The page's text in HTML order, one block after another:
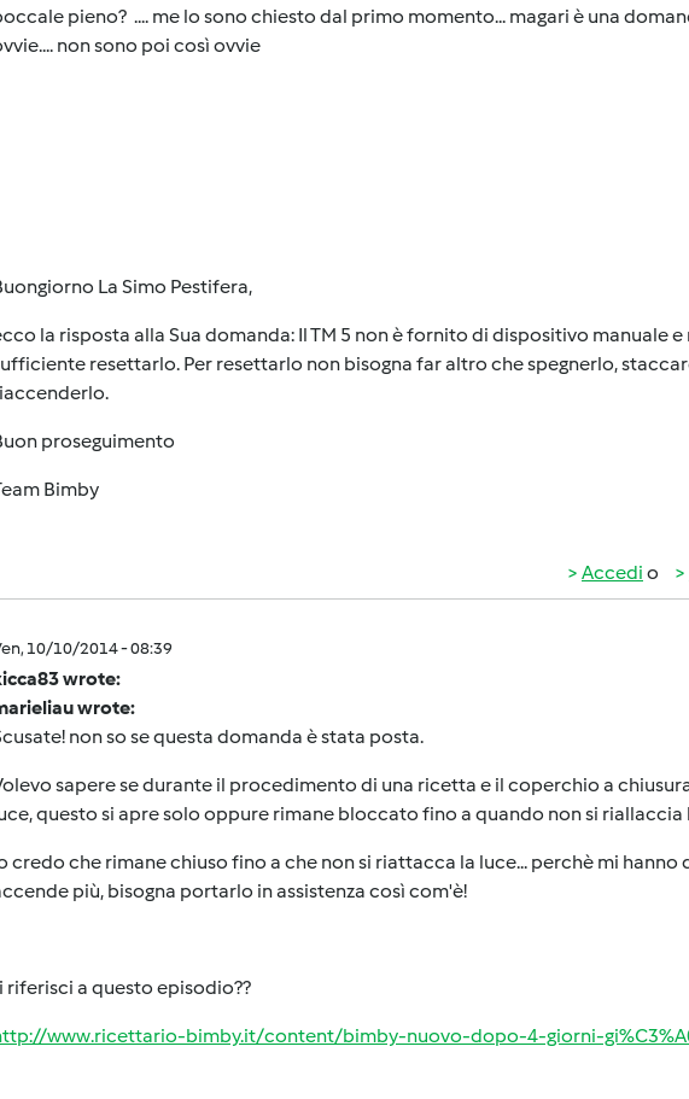
pieno? .... me lo sono chiesto dal primo momento... magari è una
non sono poi così ovvie
La Simo Pestifera,
la risposta alla Sua domanda: Il TM 5 non è fornito di dispositivo manuale
resettarlo. Per resettarlo non bisogna far altro che spegnerlo,
proseguimento
Bimby
Accedi o
10/10/2014 - 08:39
wrote:
wrote:
non so se questa domanda è stata posta.
sapere se durante il procedimento di una ricetta e il coperchio a
questo si apre solo oppure rimane bloccato fino a quando non si riallaccia
credo che rimane chiuso fino a che non si riattacca la luce... perchè mi hanno
più, bisogna portarlo in assistenza così com'è!
riferisci a questo episodio??
www.ricettario-bimby.it/content/bimby-nuovo-dopo-4-giorni-